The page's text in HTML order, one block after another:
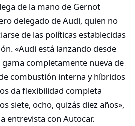
de la mano de Gernot
delegado de Audi, quien no
de las políticas establecidas
«Audi está lanzando desde
completamente nueva de
combustión interna y híbridos
da flexibilidad completa
siete, ocho, quizás diez años»,
entrevista con Autocar.